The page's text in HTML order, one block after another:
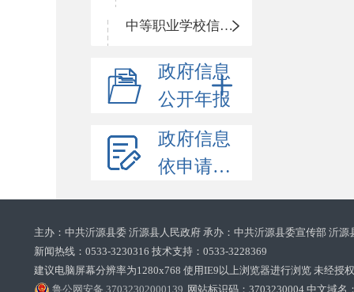
中等职业学校信息公开
政府信息
公开年报
政府信息
依申请公开
主办：中共沂源县委 沂源县人民政府 承办：中共沂源县委宣传部 沂
新闻热线：0533-3230316 技术支持：0533-3228369‌‌
建议电脑屏幕分辨率为1280x768 使用IE9以上浏览器进行浏览 未经授
鲁公网安备 37032302000139 网站标识码：3703230004 中文域名